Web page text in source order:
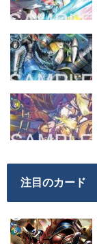
注目のカード